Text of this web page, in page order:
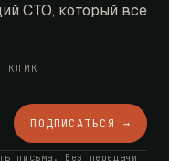
CTO, который все
ПОДПИСАТЬСЯ →
письма. Без передачи